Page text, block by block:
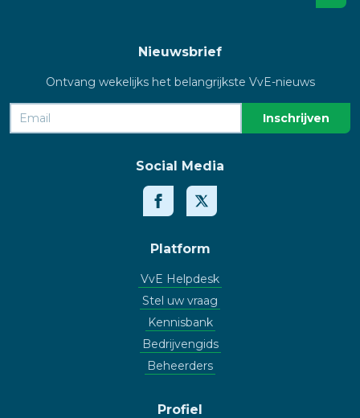
Nieuwsbrief
Ontvang wekelijks het belangrijkste VvE-nieuws
Social Media
Platform
VvE Helpdesk
Stel uw vraag
Kennisbank
Bedrijvengids
Beheerders
Profiel